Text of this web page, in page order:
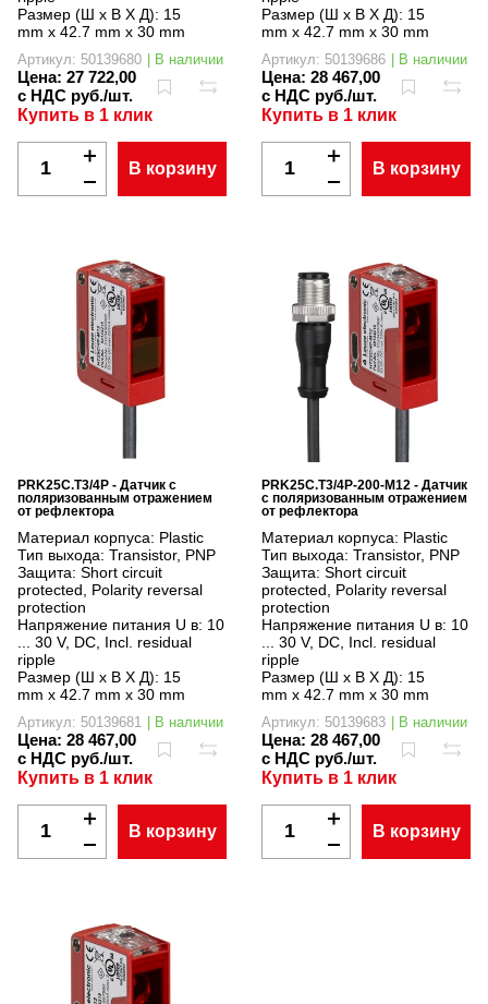
Размер (Ш x В X Д): 15
mm x 42.7 mm x 30 mm
Артикул: 50139680 | В наличии
Цена: 27 722,00
с НДС руб./шт.
Купить в 1 клик
В корзину
Размер (Ш x В X Д): 15
mm x 42.7 mm x 30 mm
Артикул: 50139686 | В наличии
Цена: 28 467,00
с НДС руб./шт.
Купить в 1 клик
В корзину
PRK25C.T3/4P - Датчик с
поляризованным отражением
от рефлектора
Материал корпуса: Plastic
Тип выхода: Transistor, PNP
Защита: Short circuit
protected, Polarity reversal
protection
Напряжение питания U в: 10
... 30 V, DC, Incl. residual
ripple
Размер (Ш x В X Д): 15
mm x 42.7 mm x 30 mm
Артикул: 50139681 | В наличии
Цена: 28 467,00
с НДС руб./шт.
Купить в 1 клик
В корзину
PRK25C.T3/4P-200-M12 - Датчик
с поляризованным отражением
от рефлектора
Материал корпуса: Plastic
Тип выхода: Transistor, PNP
Защита: Short circuit
protected, Polarity reversal
protection
Напряжение питания U в: 10
... 30 V, DC, Incl. residual
ripple
Размер (Ш x В X Д): 15
mm x 42.7 mm x 30 mm
Артикул: 50139683 | В наличии
Цена: 28 467,00
с НДС руб./шт.
Купить в 1 клик
В корзину